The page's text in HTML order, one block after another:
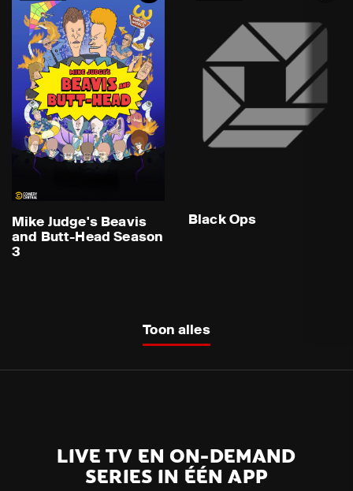
Mike Judge's Beavis
and Butt-Head Season
3
Black Ops
Toon alles
LIVE TV EN ON-DEMAND
SERIES IN ÉÉN APP